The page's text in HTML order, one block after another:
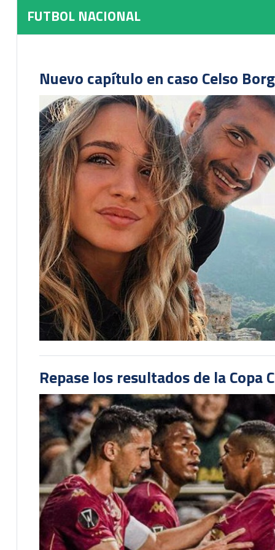
FUTBOL NACIONAL
Nuevo capítulo en caso Celso
Repase los resultados de la Copa